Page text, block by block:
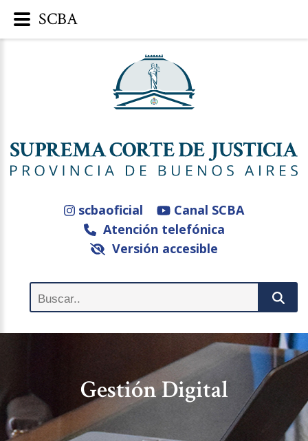
scbaoficial
Canal SCBA
Atención telefónica
Versión accesible
Gestión Digital
SCBA